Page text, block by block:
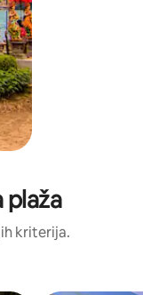
plaža
kriterija.